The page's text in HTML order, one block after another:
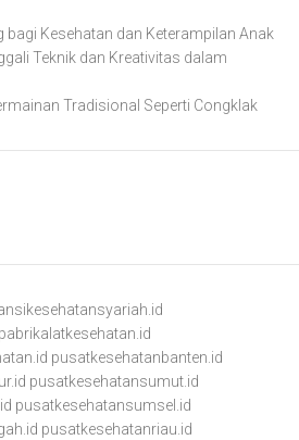
bagi Kesehatan dan Keterampilan Anak
Teknik dan Kreativitas dalam
Tradisional Seperti Congklak
pabrikalatkesehatan.id
pusatkesehatanbanten.id
pusatkesehatansumut.id
pusatkesehatansumsel.id
pusatkesehatanriau.id